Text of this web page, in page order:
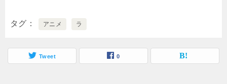
タグ アニメ ラ
Tweet 0